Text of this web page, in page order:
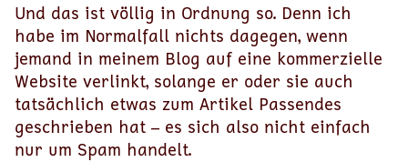
Und das ist völlig in Ordnung so. Denn ich
habe im Normalfall nichts dagegen, wenn
jemand in meinem Blog auf eine kommerzielle
Website verlinkt, solange er oder sie auch
tatsächlich etwas zum Artikel Passendes
geschrieben hat – es sich also nicht einfach
nur um Spam handelt.